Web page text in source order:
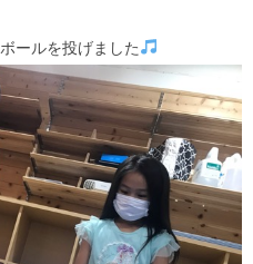
ールを投げました